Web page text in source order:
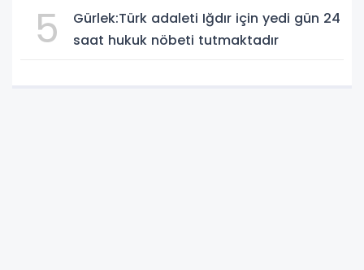
5
Gürlek:Türk adaleti Iğdır için yedi gün 24
saat hukuk nöbeti tutmaktadır